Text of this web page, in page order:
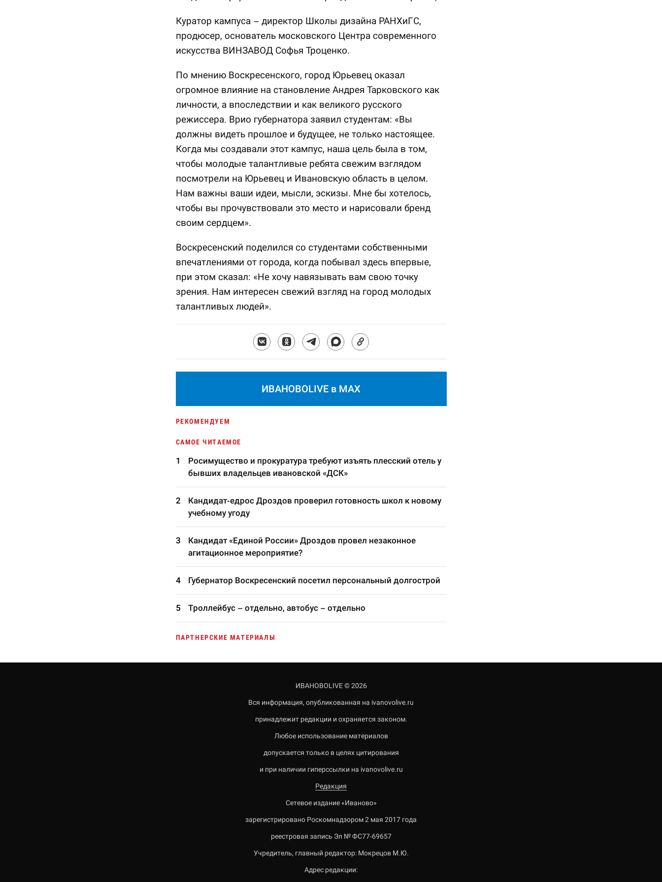
Куратор кампуса – директор Школы дизайна РАНХиГС,
продюсер, основатель московского Центра современного
искусства ВИНЗАВОД Софья Троценко.
По мнению Воскресенского, город Юрьевец оказал
огромное влияние на становление Андрея Тарковского как
личности, а впоследствии и как великого русского
режиссера. Врио губернатора заявил студентам: «Вы
должны видеть прошлое и будущее, не только настоящее.
Когда мы создавали этот кампус, наша цель была в том,
чтобы молодые талантливые ребята свежим взглядом
посмотрели на Юрьевец и Ивановскую область в целом.
Нам важны ваши идеи, мысли, эскизы. Мне бы хотелось,
чтобы вы прочувствовали это место и нарисовали бренд
своим сердцем».
Воскресенский поделился со студентами собственными
впечатлениями от города, когда побывал здесь впервые,
при этом сказал: «Не хочу навязывать вам свою точку
зрения. Нам интересен свежий взгляд на город молодых
талантливых людей».
ИВАНОВОLIVE в MAX
РЕКОМЕНДУЕМ
САМОЕ ЧИТАЕМОЕ
Росимущество и прокуратура требуют изъять плесский отель у
бывших владельцев ивановской «ДСК»
Кандидат-едрос Дроздов проверил готовность школ к новому
учебному угоду
Кандидат «Единой России» Дроздов провел незаконное
агитационное мероприятие?
Губернатор Воскресенский посетил персональный долгострой
Троллейбус – отдельно, автобус – отдельно
ПАРТНЕРСКИЕ МАТЕРИАЛЫ
ИВАНОВОLIVE © 2026
Вся информация, опубликованная на ivanovolive.ru
принадлежит редакции и охраняется законом.
Любое использование материалов
допускается только в целях цитирования
и при наличии гиперссылки на ivanovolive.ru
Редакция
Сетевое издание «Иваново»
зарегистрировано Роскомнадзором 2 мая 2017 года
реестровая запись Эл № ФС77-69657
Учредитель, главный редактор: Мокрецов М.Ю.
Адрес редакции: